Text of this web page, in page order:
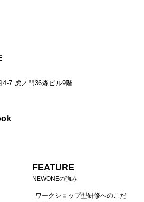
4-7 虎ノ門36森ビル9階
FEATURE
NEWONEの強み
ワークショップ型研修へのこだ